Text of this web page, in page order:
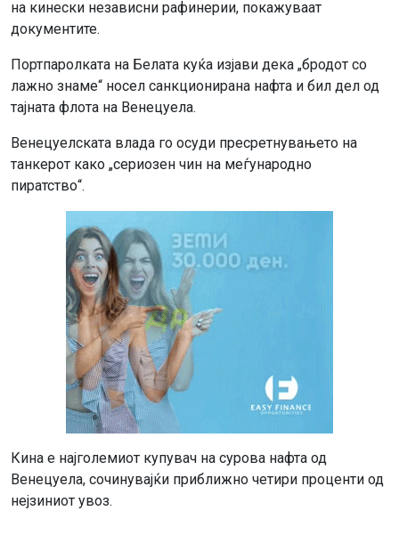
на кинески независни рафинерии, покажуваат
документите.
Портпаролката на Белата куќа изјави дека „бродот со
лажно знаме“ носел санкционирана нафта и бил дел од
тајната флота на Венецуела.
Венецуелската влада го осуди пресретнувањето на
танкерот како „сериозен чин на меѓународно
пиратство“.
Кина е најголемиот купувач на сурова нафта од
Венецуела, сочинувајќи приближно четири проценти од
нејзиниот увоз.